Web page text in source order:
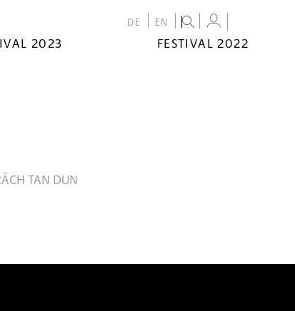
DE EN
2023 FESTIVAL 2022
TAN DUN